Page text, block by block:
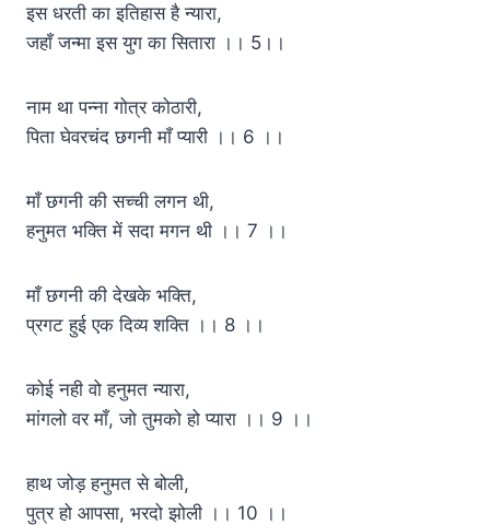
इस धरती का इतिहास है न्यारा,
जहाँ जन्मा इस युग का सितारा ।। 5।।
नाम था पन्ना गोत्र कोठारी,
पिता घेवरचंद छगनी माँ प्यारी ।। 6 ।।
माँ छगनी की सच्ची लगन थी,
हनुमत भक्ति में सदा मगन थी ।। 7 ।।
माँ छगनी की देखके भक्ति,
प्रगट हुई एक दिव्य शक्ति ।। 8 ।।
कोई नही वो हनुमत न्यारा,
मांगलो वर माँ, जो तुमको हो प्यारा ।। 9 ।।
हाथ जोड़ हनुमत से बोली,
पुत्र हो आपसा, भरदो झोली ।। 10 ।।